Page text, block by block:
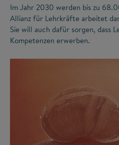
Im Jahr 2030 werden bis zu
Allianz für Lehrkräfte arbeitet
Sie will auch dafür sorgen, dass
Kompetenzen erwerben.